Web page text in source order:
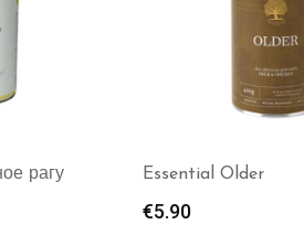
рагу Essential Older
€5.90